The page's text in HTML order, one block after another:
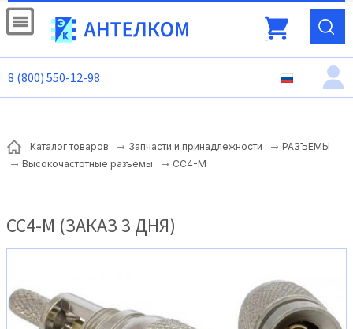
8 (800) 550-12-98
Каталог товаров Запчасти и принадлежности
РАЗЪЕМЫ
Высокочастотные разъемы
CC4-M
CC4-M (ЗАКАЗ 3 ДНЯ)